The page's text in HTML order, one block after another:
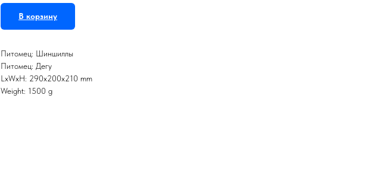
В корзину
Питомец: Шиншиллы
Питомец: Дегу
LxWxH: 290x200x210 mm
Weight: 1500 g